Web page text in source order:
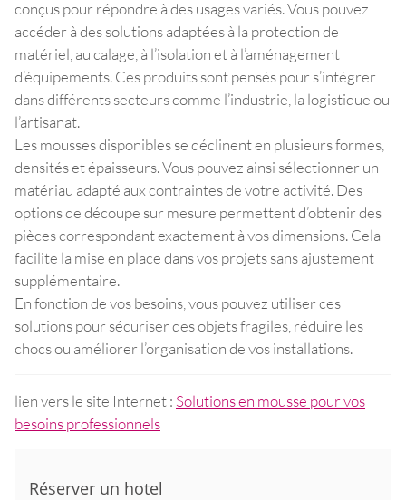
conçus pour répondre à des usages variés. Vous pouvez
accéder à des solutions adaptées à la protection de
matériel, au calage, à l’isolation et à l’aménagement
d’équipements. Ces produits sont pensés pour s’intégrer
dans différents secteurs comme l’industrie, la logistique ou
l’artisanat.
Les mousses disponibles se déclinent en plusieurs formes,
densités et épaisseurs. Vous pouvez ainsi sélectionner un
matériau adapté aux contraintes de votre activité. Des
options de découpe sur mesure permettent d’obtenir des
pièces correspondant exactement à vos dimensions. Cela
facilite la mise en place dans vos projets sans ajustement
supplémentaire.
En fonction de vos besoins, vous pouvez utiliser ces
solutions pour sécuriser des objets fragiles, réduire les
chocs ou améliorer l’organisation de vos installations.
lien vers le site Internet : Solutions en mousse pour vos
besoins professionnels
Réserver un hotel